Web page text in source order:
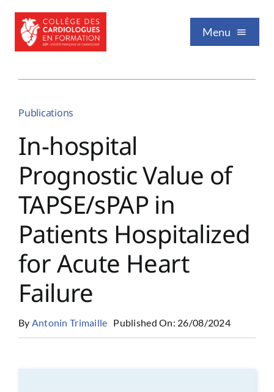
contenu
Menu
Qui sommes-nous
Vie professionnelle
Nos publications
Événements
Publications
In-hospital
Prognostic Value of
TAPSE/sPAP in
Patients Hospitalized
for Acute Heart
Failure
By Antonin Trimaille Published On: 26/08/2024